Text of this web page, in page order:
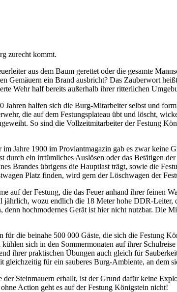
zurecht kommt.
aus dem Baum gerettet oder die gesamte
Gemäuern ein Brand ausbricht? Das Zauberwort
Wehr half bereits außerhalb ihrer ritterlichen
Jahren halfen sich die Burg-Mitarbeiter selbst und
die auf dem Festungsplateau übt und löscht,
So sind die Vollzeitmitarbeiter der Festung
Jahre 1900 im Proviantmagazin gab es zwar
ein irrtümliches Auslösen oder das Betätigen
Brandes übrigens die Hauptlast trägt, sowie die
Platz finden, wird gern der Löschwagen der
auf der Festung, die das Feuer anhand ihrer feinen
wozu endlich die 18 Meter hohe DDR-
hochmodernes Gerät ist hier nicht nutzbar. Die
die beinahe 500 000 Gäste, die sich die Festung
sich in den Sommermonaten auf ihrer
ihrer praktischen Übungen auch gleich für
für ein sauberes Burg-Ambiente, an dem
Steinmauern erhallt, ist der Grund dafür keine
Action geht es auf der Festung Königstein nicht!